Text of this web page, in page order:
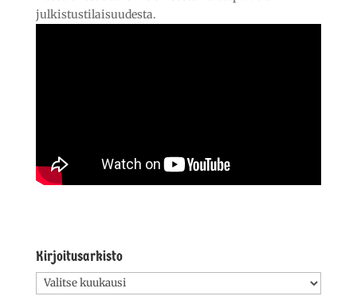
julkistustilaisuudesta.
Kirjoitusarkisto
Kirjoitusarkisto